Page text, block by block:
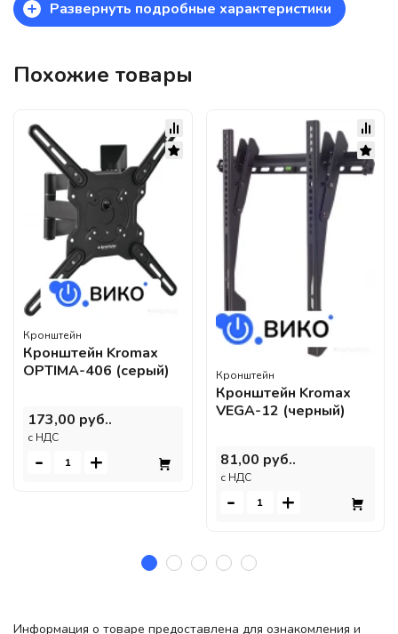
+ Развернуть подробные характеристики
Похожие товары
Кронштейн
Кронштейн Kromax
OPTIMA-406 (серый)
173,00 руб..
c НДС
- +
Кронштейн
Кронштейн Kromax
VEGA-12 (черный)
81,00 руб..
c НДС
- +
Информация о товаре предоставлена для ознакомления и